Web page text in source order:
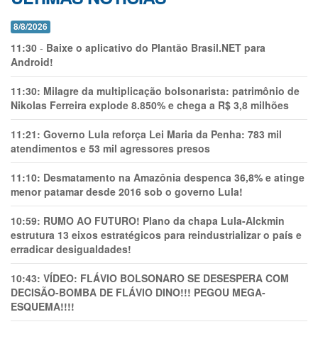
8/8/2026
11:30 - Baixe o aplicativo do Plantão Brasil.NET para
Android!
11:30: Milagre da multiplicação bolsonarista: patrimônio de
Nikolas Ferreira explode 8.850% e chega a R$ 3,8 milhões
11:21: Governo Lula reforça Lei Maria da Penha: 783 mil
atendimentos e 53 mil agressores presos
11:10: Desmatamento na Amazônia despenca 36,8% e atinge
menor patamar desde 2016 sob o governo Lula!
10:59: RUMO AO FUTURO! Plano da chapa Lula-Alckmin
estrutura 13 eixos estratégicos para reindustrializar o país e
erradicar desigualdades!
10:43: VÍDEO: FLÁVIO BOLSONARO SE DESESPERA COM
DECISÃO-BOMBA DE FLÁVIO DINO!!! PEGOU MEGA-
ESQUEMA!!!!